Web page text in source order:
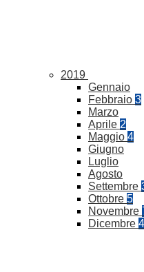
2019
Gennaio
Febbraio 3
Marzo
Aprile 2
Maggio 4
Giugno
Luglio
Agosto
Settembre
Ottobre 5
Novembre
Dicembre 4